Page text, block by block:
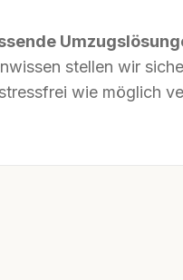
stellen wir
wie möglich